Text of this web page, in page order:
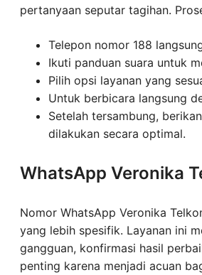
pertanyaan seputar tagihan.
Telepon nomor 188
Ikuti panduan suara untuk
Pilih opsi layanan yang
Untuk berbicara langsung
Setelah tersambung,
dilakukan secara optimal.
WhatsApp Veronika
Nomor WhatsApp Veronika
yang lebih spesifik. Layanan ini
gangguan, konfirmasi hasil
penting karena menjadi acuan